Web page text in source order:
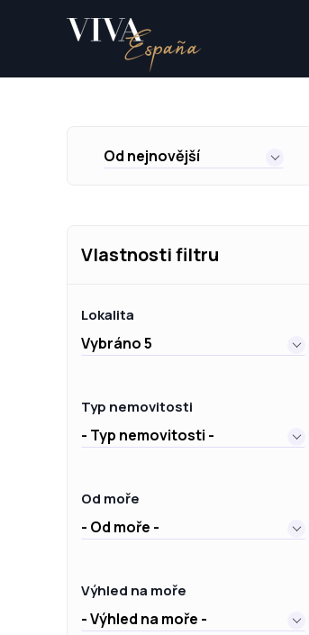
Od nejnovější
Vlastnosti filtru
Lokalita
Vybráno 5
Typ nemovitosti
- Typ nemovitosti -
Od moře
- Od moře -
Výhled na moře
- Výhled na moře -